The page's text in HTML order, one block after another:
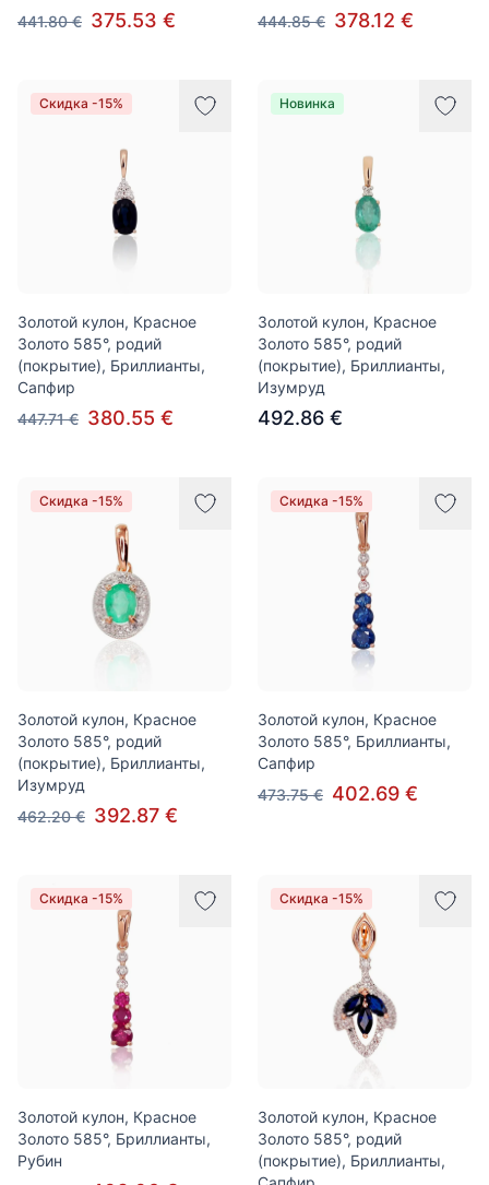
441.80 € 375.53 €
444.85 € 378.12 €
Скидка -15%
Золотой кулон, Красное
Золото 585°, родий
(покрытие), Бриллианты,
Сапфир
447.71 € 380.55 €
Новинка
Золотой кулон, Красное
Золото 585°, родий
(покрытие), Бриллианты,
Изумруд
492.86 €
Скидка -15%
Золотой кулон, Красное
Золото 585°, родий
(покрытие), Бриллианты,
Изумруд
462.20 € 392.87 €
Скидка -15%
Золотой кулон, Красное
Золото 585°, Бриллианты,
Сапфир
473.75 € 402.69 €
Скидка -15%
Золотой кулон, Красное
Золото 585°, Бриллианты,
Рубин
Скидка -15%
Золотой кулон, Красное
Золото 585°, родий
(покрытие), Бриллианты,